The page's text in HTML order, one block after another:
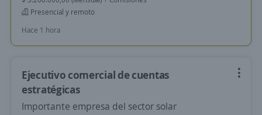
Presencial y remoto
Hace 1 hora
Ejecutivo comercial de cuentas
estratégicas
Importante empresa del sector solar